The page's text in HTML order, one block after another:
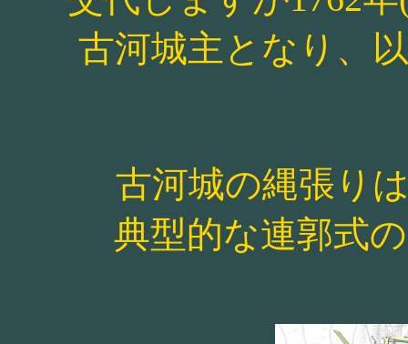
古河城主となり、
古河城の縄張り
典型的な連郭式